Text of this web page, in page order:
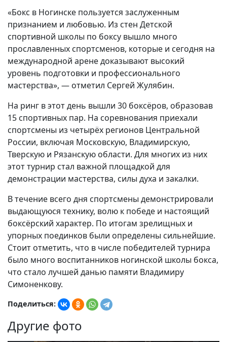
«Бокс в Ногинске пользуется заслуженным
признанием и любовью. Из стен Детской
спортивной школы по боксу вышло много
прославленных спортсменов, которые и сегодня на
международной арене доказывают высокий
уровень подготовки и профессионального
мастерства», — отметил Сергей Жулябин.
На ринг в этот день вышли 30 боксёров, образовав
15 спортивных пар. На соревнования приехали
спортсмены из четырёх регионов Центральной
России, включая Московскую, Владимирскую,
Тверскую и Рязанскую области. Для многих из них
этот турнир стал важной площадкой для
демонстрации мастерства, силы духа и закалки.
В течение всего дня спортсмены демонстрировали
выдающуюся технику, волю к победе и настоящий
боксёрский характер. По итогам зрелищных и
упорных поединков были определены сильнейшие.
Стоит отметить, что в числе победителей турнира
было много воспитанников ногинской школы бокса,
что стало лучшей данью памяти Владимиру
Симоненкову.
Поделиться:
Другие фото